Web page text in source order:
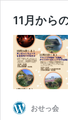
11月から
おせっ会